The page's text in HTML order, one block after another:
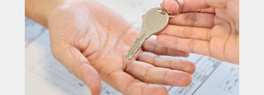
MORE